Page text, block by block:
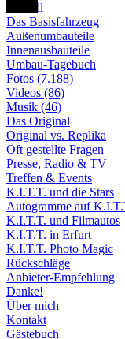
Aktuell
Das Basisfahrzeug
Außenumbauteile
Innenausbauteile
Umbau-Tagebuch
Fotos (7.188)
Videos (86)
Musik (46)
Das Original
Original vs. Replika
Oft gestellte Fragen
Presse, Radio & TV
Treffen & Events
K.I.T.T. und die Stars
Autogramme auf
K.I.T.T. und Filmautos
K.I.T.T. in Erfurt
K.I.T.T. Photo Magic
Rückschläge
Anbieter-Empfehlung
Danke!
Über mich
Kontakt
Gästebuch